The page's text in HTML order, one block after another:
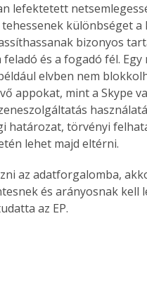
lefektetett
különbséget
bizonyos
és a fogadó fél.
elvben nem
appokat, mint a Skype
határozat, törvényi
lehet majd eltérni.
az adatforgalomba,
és arányosnak kell
az EP.